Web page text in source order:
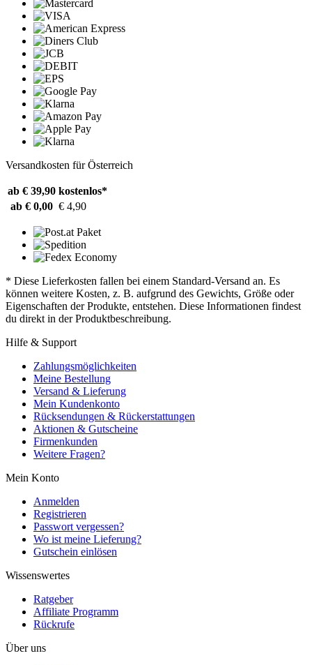
Versandkosten für Österreich
ab € 39,90 kostenlos*
ab € 0,00 € 4,90
* Diese Lieferkosten fallen bei einem Standard-Versand an. Es
können weitere Kosten, z. B. aufgrund des Gewichts, Größe oder
Eigenschaften der Produkte, entstehen. Diese Informationen findest
du direkt in der Produktbeschreibung.
Hilfe & Support
Zahlungsmöglichkeiten
Meine Bestellung
Versand & Lieferung
Mein Kundenkonto
Rücksendungen & Rückerstattungen
Aktionen & Gutscheine
Firmenkunden
Weitere Fragen?
Mein Konto
Anmelden
Registrieren
Passwort vergessen?
Wo ist meine Lieferung?
Gutschein einlösen
Wissenswertes
Ratgeber
Affiliate Programm
Rückrufe
Über uns